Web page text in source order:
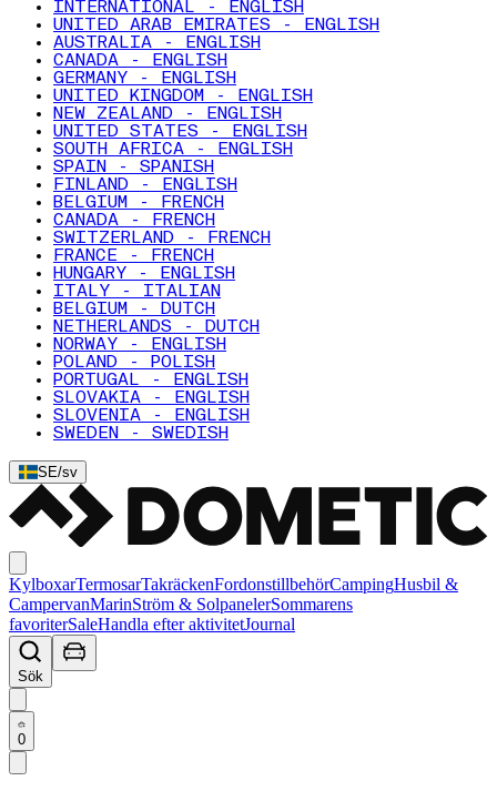
INTERNATIONAL - ENGLISH
UNITED ARAB EMIRATES - ENGLISH
AUSTRALIA - ENGLISH
CANADA - ENGLISH
GERMANY - ENGLISH
UNITED KINGDOM - ENGLISH
NEW ZEALAND - ENGLISH
UNITED STATES - ENGLISH
SOUTH AFRICA - ENGLISH
SPAIN - SPANISH
FINLAND - ENGLISH
BELGIUM - FRENCH
CANADA - FRENCH
SWITZERLAND - FRENCH
FRANCE - FRENCH
HUNGARY - ENGLISH
ITALY - ITALIAN
BELGIUM - DUTCH
NETHERLANDS - DUTCH
NORWAY - ENGLISH
POLAND - POLISH
PORTUGAL - ENGLISH
SLOVAKIA - ENGLISH
SLOVENIA - ENGLISH
SWEDEN - SWEDISH
SE/sv
KylboxarTermosarTakräckenFordonstillbehörCampingHusbil &
CampervanMarinStröm & SolpanelerSommarens
favoriterSaleHandla efter aktivitetJournal
Sök
0